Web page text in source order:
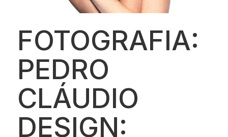
FOTOGRAFIA:
PEDRO
CLÁUDIO
DESIGN: